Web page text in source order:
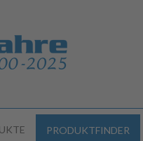
PRODUKTFINDER